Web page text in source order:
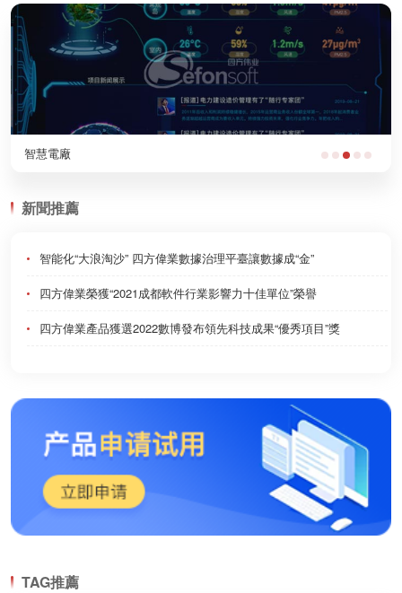
企業管理大數據解決方案
新聞推薦
智能化“大浪淘沙” 四方偉業數據治理平臺讓數據成“金”
四方偉業榮獲“2021成都軟件行業影響力十佳單位”榮譽
四方偉業產品獲選2022數博發布領先科技成果“優秀項目”獎
TAG推薦